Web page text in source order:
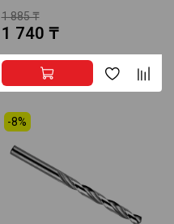
1 885 ₸
1 740 ₸
-8%